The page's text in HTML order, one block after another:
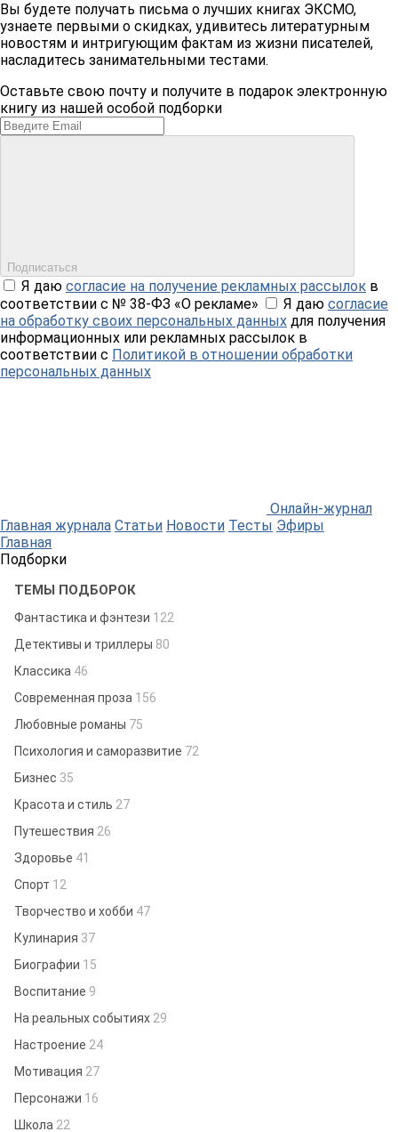
Вы будете получать письма о лучших книгах ЭКСМО,
узнаете первыми о скидках, удивитесь литературным
новостям и интригующим фактам из жизни писателей,
насладитесь занимательными тестами.
Оставьте свою почту и получите в подарок электронную
книгу из нашей особой подборки
Подписаться
Я даю согласие на получение рекламных рассылок в
соответствии с № 38-ФЗ «О рекламе»
Я даю согласие
на обработку своих персональных данных для получения
информационных или рекламных рассылок в
соответствии с Политикой в отношении обработки
персональных данных
Онлайн-журнал
Главная журнала Статьи Новости Тесты Эфиры
Главная
Подборки
ТЕМЫ ПОДБОРОК
Фантастика и фэнтези 122
Детективы и триллеры 80
Классика 46
Современная проза 156
Любовные романы 75
Психология и саморазвитие 72
Бизнес 35
Красота и стиль 27
Путешествия 26
Здоровье 41
Спорт 12
Творчество и хобби 47
Кулинария 37
Биографии 15
Воспитание 9
На реальных событиях 29
Настроение 24
Мотивация 27
Персонажи 16
Школа 22